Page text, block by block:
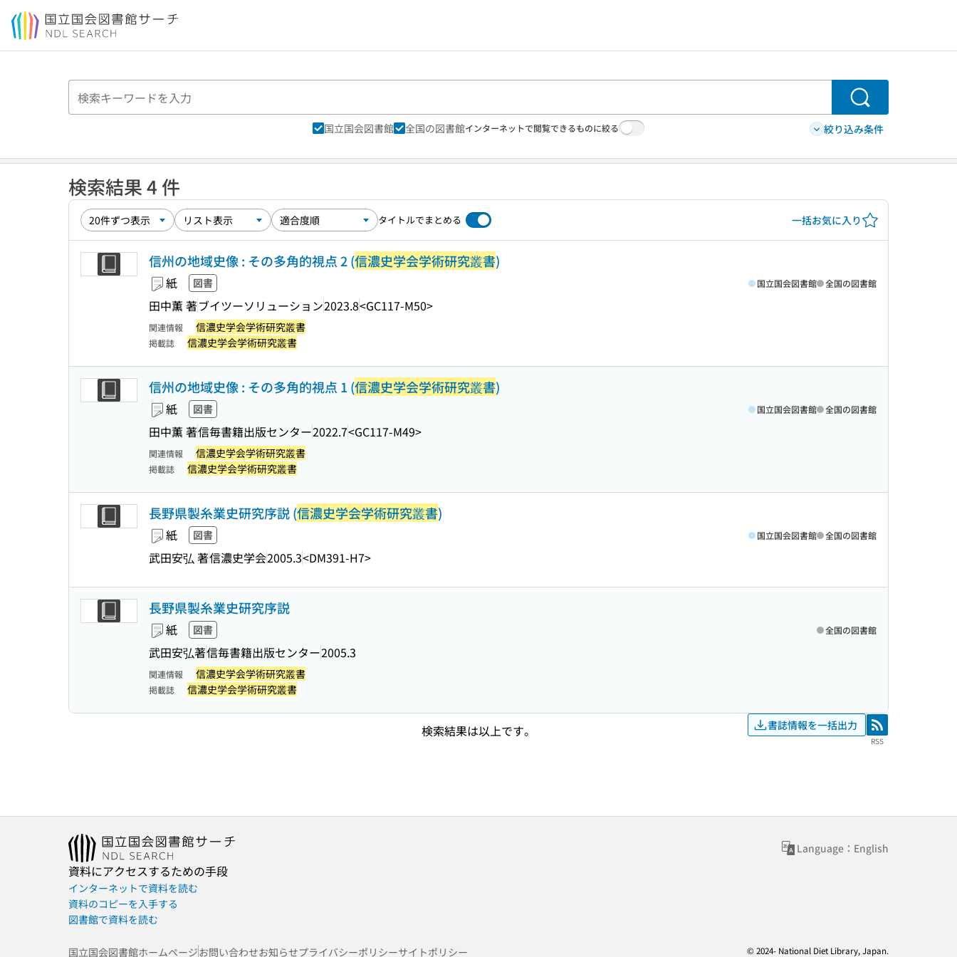
本文へ移動
検索
国立国会図書館 全国の図書館インターネットで閲覧できるものに絞る 絞り込み条件
検索結果 4 件
タイトルでまとめる 一括お気に入り
信州の地域史像 : その多角的視点 2 (信濃史学会学術研究叢書)
紙 図書
田中薫 著ブイツーソリューション2023.8<GC117-M50>
国立国会図書館 全国の図書館
関連情報 信濃史学会学術研究叢書
掲載誌 信濃史学会学術研究叢書
信州の地域史像 : その多角的視点 1 (信濃史学会学術研究叢書)
紙 図書
田中薫 著信毎書籍出版センター2022.7<GC117-M49>
国立国会図書館 全国の図書館
関連情報 信濃史学会学術研究叢書
掲載誌 信濃史学会学術研究叢書
長野県製糸業史研究序説 (信濃史学会学術研究叢書)
紙 図書
武田安弘 著信濃史学会2005.3<DM391-H7>
国立国会図書館 全国の図書館
長野県製糸業史研究序説
紙 図書
武田安弘著信毎書籍出版センター2005.3
全国の図書館
関連情報 信濃史学会学術研究叢書
掲載誌 信濃史学会学術研究叢書
検索結果は以上です。 書誌情報を一括出力 RSS
RSS
Language：English
資料にアクセスするための手段
インターネットで資料を読む
資料のコピーを入手する
図書館で資料を読む
国立国会図書館ホームページお問い合わせお知らせプライバシーポリシーサイトポリシー © 2024- National Diet Library, Japan.